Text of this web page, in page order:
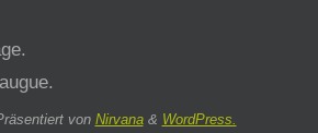
von Nirvana& WordPress.